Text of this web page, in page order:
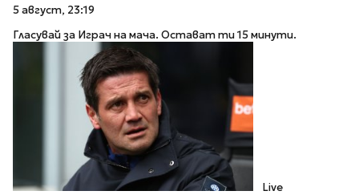
5 август, 23:19
Гласувай за Играч на мача. Остават ти 15 минути.
Live